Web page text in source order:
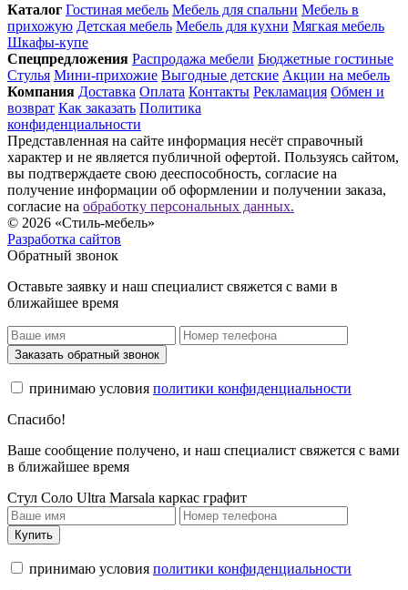
Каталог Гостиная мебель Мебель для спальни Мебель в
прихожую Детская мебель Мебель для кухни Мягкая мебель
Шкафы-купе
Спец­предложения Распродажа мебели Бюджетные гостиные
Стулья Мини-прихожие Выгодные детские Акции на мебель
Компания Доставка Оплата Контакты Рекламация Обмен и
возврат Как заказать Политика
конфиденциальности
Представленная на сайте информация несёт справочный
характер и не является публичной офертой. Пользуясь сайтом,
вы подтверждаете свою дееспособность, согласие на
получение информации об оформлении и получении заказа,
согласие на обработку персональных данных.
© 2026 «Стиль-мебель»
Разработка сайтов
Обратный звонок
Оставьте заявку и наш специалист свяжется с вами в
ближайшее время
Заказать обратный звонок
принимаю условия политики конфиденциальности
Спасибо!
Ваше сообщение получено, и наш специалист свяжется с вами
в ближайшее время
Стул Соло Ultra Marsala каркас графит
Купить
принимаю условия политики конфиденциальности